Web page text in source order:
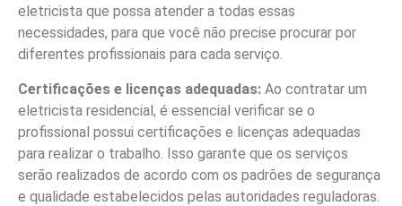
eletricista que possa atender a todas essas
necessidades, para que você não precise procurar por
diferentes profissionais para cada serviço.
Certificações e licenças adequadas: Ao contratar um
eletricista residencial, é essencial verificar se o
profissional possui certificações e licenças adequadas
para realizar o trabalho. Isso garante que os serviços
serão realizados de acordo com os padrões de segurança
e qualidade estabelecidos pelas autoridades reguladoras.